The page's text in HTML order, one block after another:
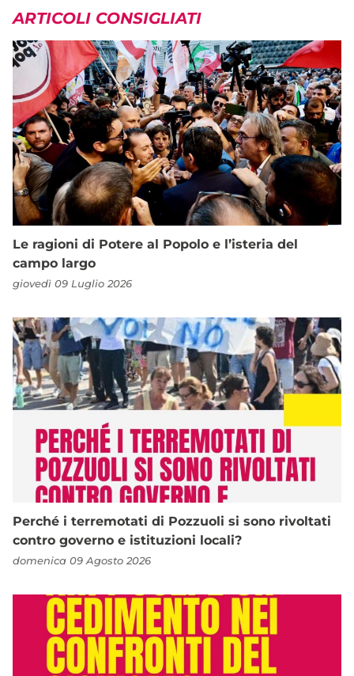
ARTICOLI CONSIGLIATI
Le ragioni di Potere al Popolo e l’isteria del
campo largo
giovedì 09 Luglio 2026
Perché i terremotati di Pozzuoli si sono rivoltati
contro governo e istituzioni locali?
domenica 09 Agosto 2026